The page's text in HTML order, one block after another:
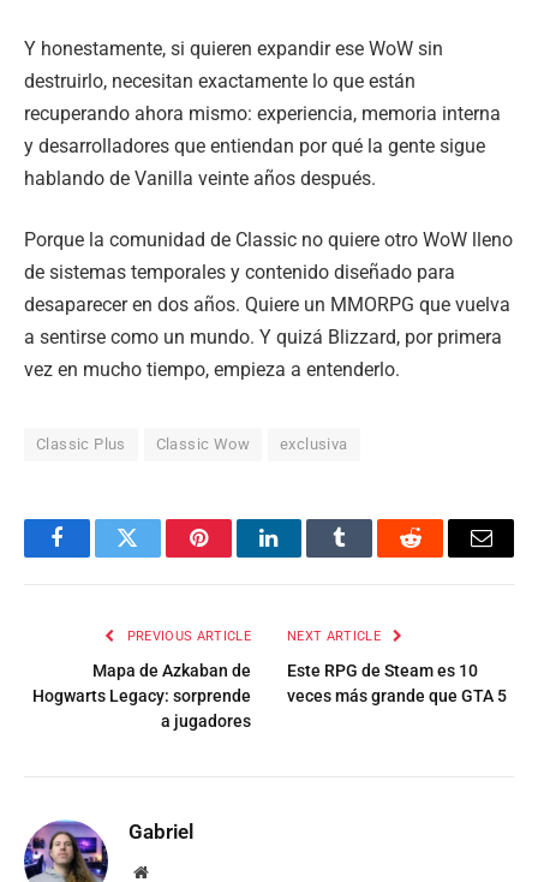
Y honestamente, si quieren expandir ese WoW sin
destruirlo, necesitan exactamente lo que están
recuperando ahora mismo: experiencia, memoria interna
y desarrolladores que entiendan por qué la gente sigue
hablando de Vanilla veinte años después.
Porque la comunidad de Classic no quiere otro WoW lleno
de sistemas temporales y contenido diseñado para
desaparecer en dos años. Quiere un MMORPG que vuelva
a sentirse como un mundo. Y quizá Blizzard, por primera
vez en mucho tiempo, empieza a entenderlo.
Classic Plus Classic Wow exclusiva
FacebookTwitter PinterestLinkedInTumblr Reddit Email
PREVIOUS ARTICLE
Mapa de Azkaban de
Hogwarts Legacy: sorprende
a jugadores
NEXT ARTICLE
Este RPG de Steam es 10
veces más grande que GTA 5
Gabriel
Website